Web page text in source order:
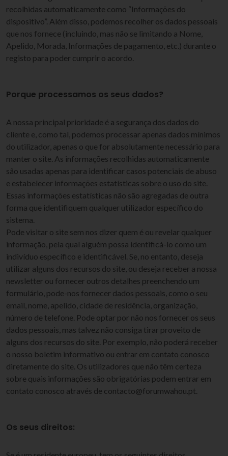
recolhidas automaticamente como “Informações do
dispositivo”. Além disso, podemos recolher os dados pessoais
que nos fornece (incluindo, mas não se limitando a Nome,
Apelido, Morada, Informações de pagamento, etc.) durante o
registo para poder cumprir o acordo.
Porque processamos os seus dados?
A nossa principal prioridade é a segurança dos dados do
cliente e, como tal, podemos processar apenas dados mínimos
do utilizador, apenas o que for absolutamente necessário para
manter o site. As informações recolhidas automaticamente
são usadas apenas para identificar casos potenciais de abuso
e estabelecer informações estatísticas sobre o uso do site.
Essas informações estatísticas não são agregadas de outra
forma que identifiquem qualquer utilizador específico do
sistema.
Pode visitar o site sem nos dizer quem é ou revelar qualquer
informação, pela qual alguém possa identificá-lo como um
indivíduo específico e identificável. Se, no entanto, deseja
utilizar alguns dos recursos do site, ou deseja receber a nossa
newsletter ou fornecer outros detalhes preenchendo um
formulário, pode-nos fornecer dados pessoais, como o seu
email, nome, apelido, cidade de residência, organização,
número de telefone. Pode optar por não nos fornecer os seus
dados pessoais, mas talvez não consiga tirar proveito de
alguns dos recursos do site. Por exemplo, não poderá receber
o nosso boletim informativo ou entrar em contato conosco
diretamente do site. Os utilizadores que não têm certeza
sobre quais informações são obrigatórias podem entrar em
contato conosco através de contacto@forumwahou.pt.
Os seus direitos: